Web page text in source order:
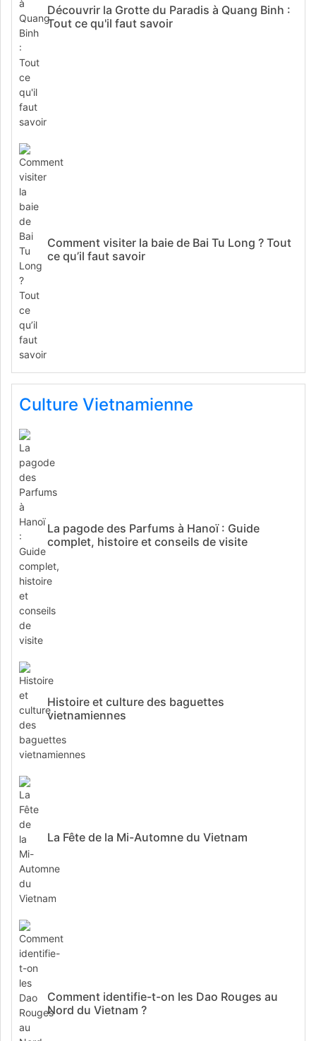
Découvrir la Grotte du Paradis à Quang Binh :
Tout ce qu'il faut savoir
Comment visiter la baie de Bai Tu Long ? Tout
ce qu’il faut savoir
Culture Vietnamienne
La pagode des Parfums à Hanoï : Guide
complet, histoire et conseils de visite
Histoire et culture des baguettes
vietnamiennes
La Fête de la Mi-Automne du Vietnam
Comment identifie-t-on les Dao Rouges au
Nord du Vietnam ?